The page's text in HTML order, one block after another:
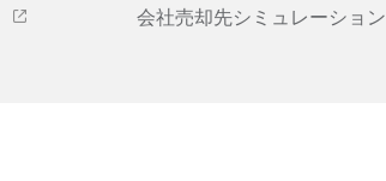
会社売却先シミュレーション